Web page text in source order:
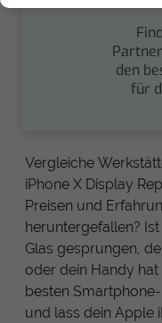
Partner
den
für
Vergleiche
iPhone X Display
Preisen und
heruntergefallen?
Glas gesprungen,
oder dein Handy hat
besten
und lass dein Apple